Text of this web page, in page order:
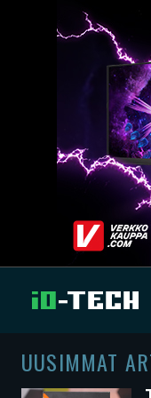
UUTISET
UUSIMMAT